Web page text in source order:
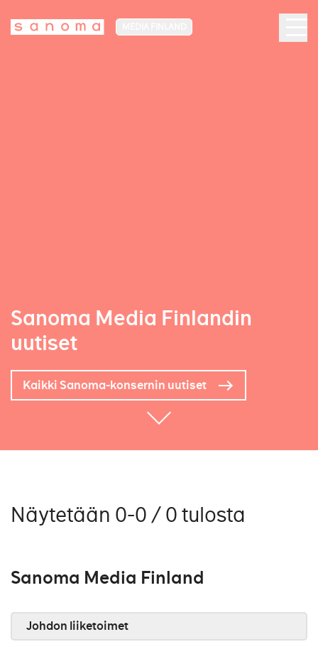
Sanoma Media Finlandin
uutiset
Kaikki Sanoma-konsernin uutiset
Näytetään 0-0 / 0 tulosta
Sanoma Media Finland
Johdon liiketoimet